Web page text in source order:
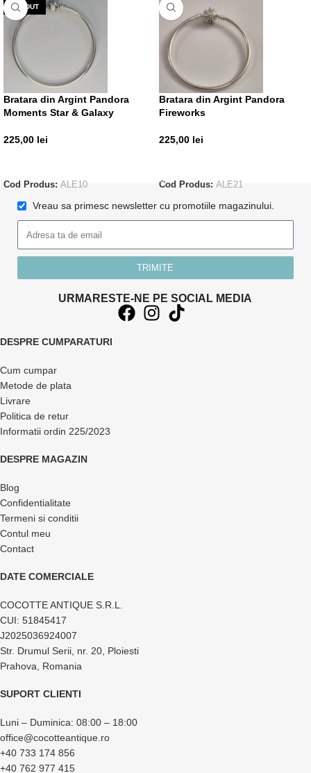
VÂNDUT
Bratara din Argint Pandora
Moments Star & Galaxy
225,00 lei
Cod Produs: ALE10
Bratara din Argint Pandora
Fireworks
225,00 lei
Cod Produs: ALE21
Vreau sa primesc newsletter cu promotiile magazinului.
TRIMITE
URMARESTE-NE PE SOCIAL MEDIA
DESPRE CUMPARATURI
Cum cumpar
Metode de plata
Livrare
Politica de retur
Informatii ordin 225/2023
DESPRE MAGAZIN
Blog
Confidentialitate
Termeni si conditii
Contul meu
Contact
DATE COMERCIALE
COCOTTE ANTIQUE S.R.L.
CUI: 51845417
J2025036924007
Str. Drumul Serii, nr. 20, Ploiesti
Prahova, Romania
SUPORT CLIENTI
Luni – Duminica: 08:00 – 18:00
office@cocotteantique.ro
+40 733 174 856
+40 762 977 415